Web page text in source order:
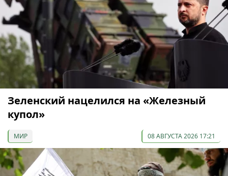
Зеленский нацелился на «Железный
купол»
МИР 08 АВГУСТА 2026 17:21